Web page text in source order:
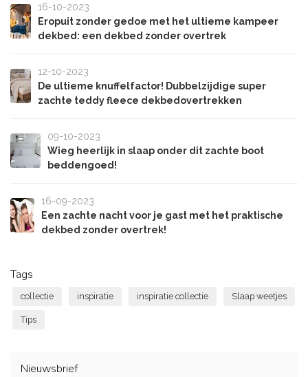
16-10-2023
Eropuit zonder gedoe met het ultieme kampeer
dekbed: een dekbed zonder overtrek
12-10-2023
De ultieme knuffelfactor! Dubbelzijdige super
zachte teddy fleece dekbedovertrekken
09-10-2023
Wieg heerlijk in slaap onder dit zachte boot
beddengoed!
16-09-2023
Een zachte nacht voor je gast met het praktische
dekbed zonder overtrek!
Tags
collectie inspiratie inspiratie collectie Slaap weetjes
Tips
Nieuwsbrief